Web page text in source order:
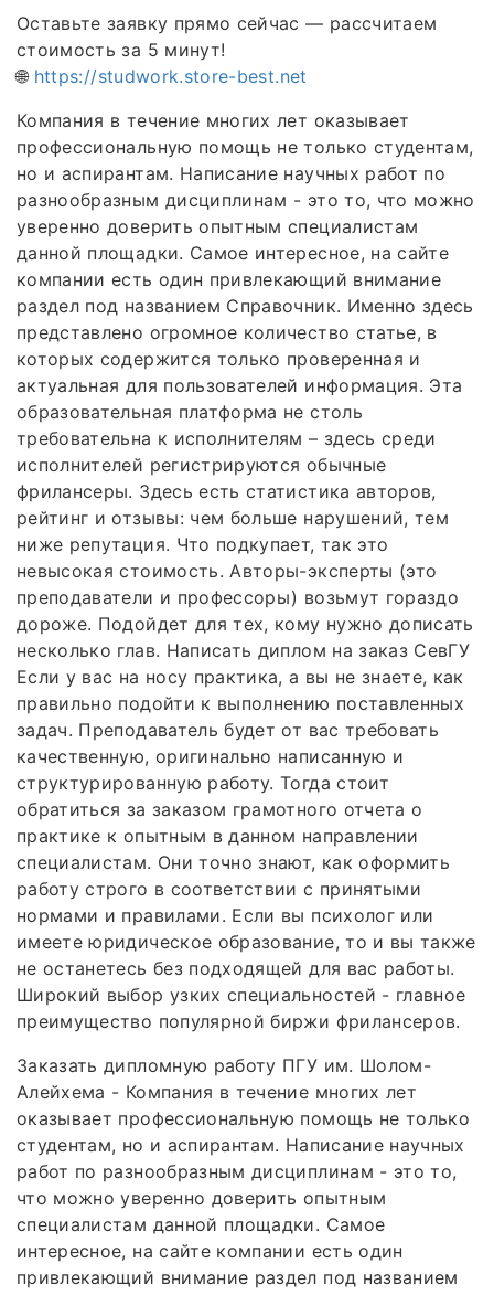
Оставьте заявку прямо сейчас — рассчитаем
стоимость за 5 минут!
🌐 https://studwork.store-best.net
Компания в течение многих лет оказывает
профессиональную помощь не только студентам,
но и аспирантам. Написание научных работ по
разнообразным дисциплинам - это то, что можно
уверенно доверить опытным специалистам
данной площадки. Самое интересное, на сайте
компании есть один привлекающий внимание
раздел под названием Справочник. Именно здесь
представлено огромное количество статье, в
которых содержится только проверенная и
актуальная для пользователей информация. Эта
образовательная платформа не столь
требовательна к исполнителям – здесь среди
исполнителей регистрируются обычные
фрилансеры. Здесь есть статистика авторов,
рейтинг и отзывы: чем больше нарушений, тем
ниже репутация. Что подкупает, так это
невысокая стоимость. Авторы-эксперты (это
преподаватели и профессоры) возьмут гораздо
дороже. Подойдет для тех, кому нужно дописать
несколько глав. Написать диплом на заказ СевГУ
Если у вас на носу практика, а вы не знаете, как
правильно подойти к выполнению поставленных
задач. Преподаватель будет от вас требовать
качественную, оригинально написанную и
структурированную работу. Тогда стоит
обратиться за заказом грамотного отчета о
практике к опытным в данном направлении
специалистам. Они точно знают, как оформить
работу строго в соответствии с принятыми
нормами и правилами. Если вы психолог или
имеете юридическое образование, то и вы также
не останетесь без подходящей для вас работы.
Широкий выбор узких специальностей - главное
преимущество популярной биржи фрилансеров.
Заказать дипломную работу ПГУ им. Шолом-
Алейхема - Компания в течение многих лет
оказывает профессиональную помощь не только
студентам, но и аспирантам. Написание научных
работ по разнообразным дисциплинам - это то,
что можно уверенно доверить опытным
специалистам данной площадки. Самое
интересное, на сайте компании есть один
привлекающий внимание раздел под названием